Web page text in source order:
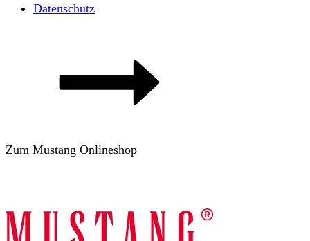
Datenschutz
Zum Mustang Onlineshop